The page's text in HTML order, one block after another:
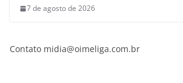
7 de agosto de 2026
Contato midia@oimeliga.com.br